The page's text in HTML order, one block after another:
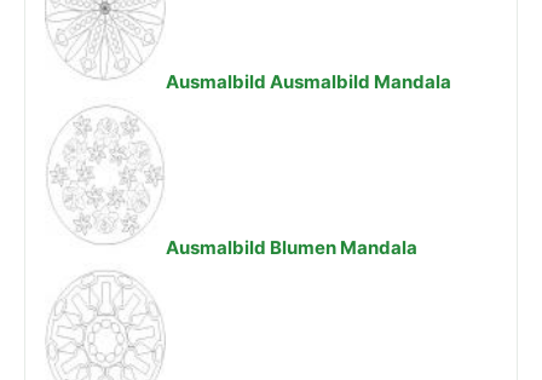
Ausmalbild Ausmalbild Mandala
Ausmalbild Blumen Mandala